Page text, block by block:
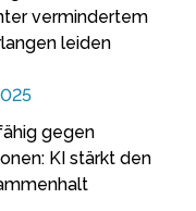
vermindertem
leiden
gegen
KI stärkt den